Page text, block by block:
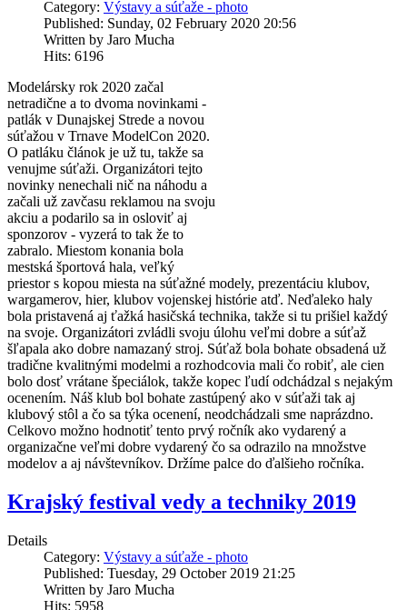
Category: Výstavy a súťaže - photo
Published: Sunday, 02 February 2020 20:56
Written by Jaro Mucha
Hits: 6196
Modelársky rok 2020 začal
netradične a to dvoma novinkami -
patlák v Dunajskej Strede a novou
súťažou v Trnave ModelCon 2020.
O patláku článok je už tu, takže sa
venujme súťaži. Organizátori tejto
novinky nenechali nič na náhodu a
začali už zavčasu reklamou na svoju
akciu a podarilo sa in osloviť aj
sponzorov - vyzerá to tak že to
zabralo. Miestom konania bola
mestská športová hala, veľký
priestor s kopou miesta na súťažné modely, prezentáciu klubov,
wargamerov, hier, klubov vojenskej histórie atď. Neďaleko haly
bola pristavená aj ťažká hasičská technika, takže si tu prišiel každý
na svoje. Organizátori zvládli svoju úlohu veľmi dobre a súťaž
šľapala ako dobre namazaný stroj. Súťaž bola bohate obsadená už
tradične kvalitnými modelmi a rozhodcovia mali čo robiť, ale cien
bolo dosť vrátane špeciálok, takže kopec ľudí odchádzal s nejakým
ocenením. Náš klub bol bohate zastúpený ako v súťaži tak aj
klubový stôl a čo sa týka ocenení, neodchádzali sme naprázdno.
Celkovo možno hodnotiť tento prvý ročník ako vydarený a
organizačne veľmi dobre vydarený čo sa odrazilo na množstve
modelov a aj návštevníkov. Držíme palce do ďalšieho ročníka.
Krajský festival vedy a techniky 2019
Details
Category: Výstavy a súťaže - photo
Published: Tuesday, 29 October 2019 21:25
Written by Jaro Mucha
Hits: 5958